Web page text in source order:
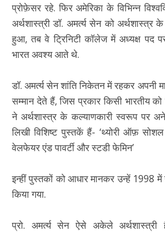
प्रोफ़ेसर रहे. फिर अमेरिका के विभिन्न
अर्थशास्त्री डॉ. अमर्त्य सेन को अर्थशास्त्र
हुआ, तब वे ट्रिनिटी कॉलेज में अध्यक्ष पद
भारत अवश्य आते थे.
डॉ. अमर्त्य सेन शांति निकेतन में रहकर अपनी
सम्मान देते हैं, जिस प्रकार किसी भारतीय को
ने अर्थशास्त्र के कल्याणकारी स्वरूप पर
लिखी विशिष्ट पुस्तकें हैं- ‘थ्योरी ऑफ़
वेलफेयर एंड पावर्टी और स्टडी फेमिन’
इन्हीं पुस्तकों को आधार मानकर उन्हें 1998 में
किया गया.
प्रो. अमर्त्य सेन ऐसे अकेले अर्थशास्त्री